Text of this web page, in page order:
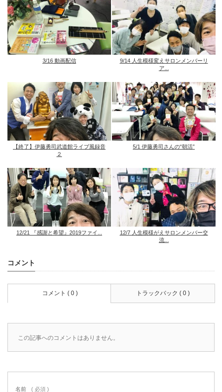
3/16 動画配信
9/14 人生模様変えサロンメンバーリ
ア...
【終了】伊藤勇司武道館ライブ風録音
２
5/1 伊藤勇司さんの“朝活”
12/21 『感謝と希望』2019ファイ...
12/7 人生模様がえサロンメンバー交
流...
コメント
コメント ( 0 ) トラックバック ( 0 )
この記事へのコメントはありません。
名前 ( 必須 )